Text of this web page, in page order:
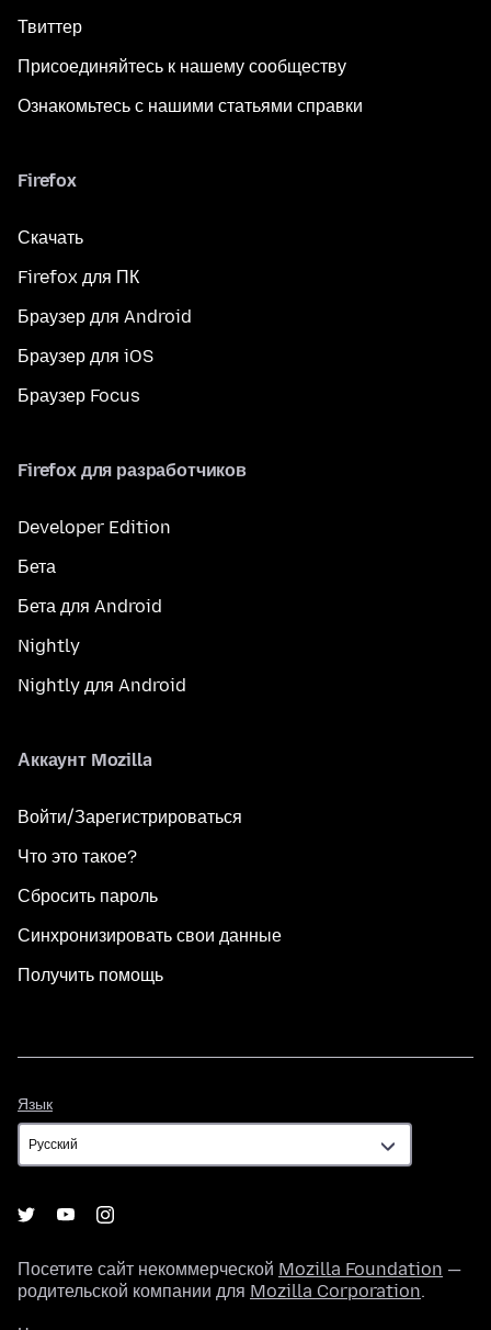
Твиттер
Присоединяйтесь к нашему сообществу
Ознакомьтесь с нашими статьями справки
Firefox
Скачать
Firefox для ПК
Браузер для Android
Браузер для iOS
Браузер Focus
Firefox для разработчиков
Developer Edition
Бета
Бета для Android
Nightly
Nightly для Android
Аккаунт Mozilla
Войти/Зарегистрироваться
Что это такое?
Сбросить пароль
Синхронизировать свои данные
Получить помощь
Язык
Посетите сайт некоммерческой Mozilla Foundation —
родительской компании для Mozilla Corporation.